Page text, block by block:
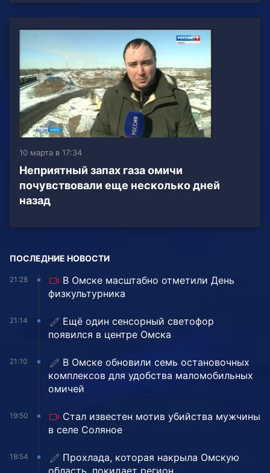
10 марта в 17:34
Неприятный запах газа омичи
почувствовали еще несколько дней
назад
ПОСЛЕДНИЕ НОВОСТИ
21:28
В Омске масштабно отметили День
физкультурника
21:14
Ещё один сенсорный светофор
появился в центре Омска
21:10
В Омске обновили семь остановочных
комплексов для удобства маломобильных
омичей
19:50
Стал известен мотив убийства мужчины
в селе Соляное
18:54
Прохлада, которая накрыла Омскую